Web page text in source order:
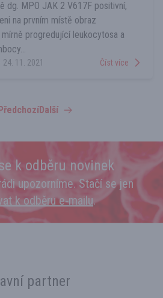
dg. MPO JAK 2 V617F positivní,
na prvním místě obraz
progredující leukocytosa a
24. 11. 2021 Číst více
Další
k odběru novinek
upozorníme. Stačí se jen
k odběru e‑mailu.
partner